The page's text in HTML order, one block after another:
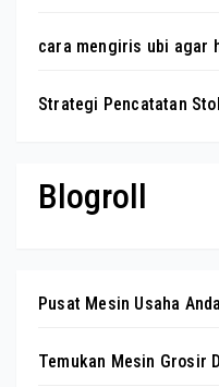
cara mengiris ubi agar
Strategi Pencatatan
Blogroll
Pusat Mesin Usaha Anda
Temukan Mesin Grosir